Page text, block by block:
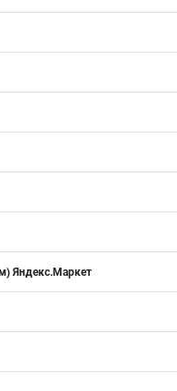
Яндекс.Маркет